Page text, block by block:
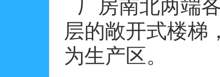
厂房南北两端
层的敞开式楼梯
为生产区。